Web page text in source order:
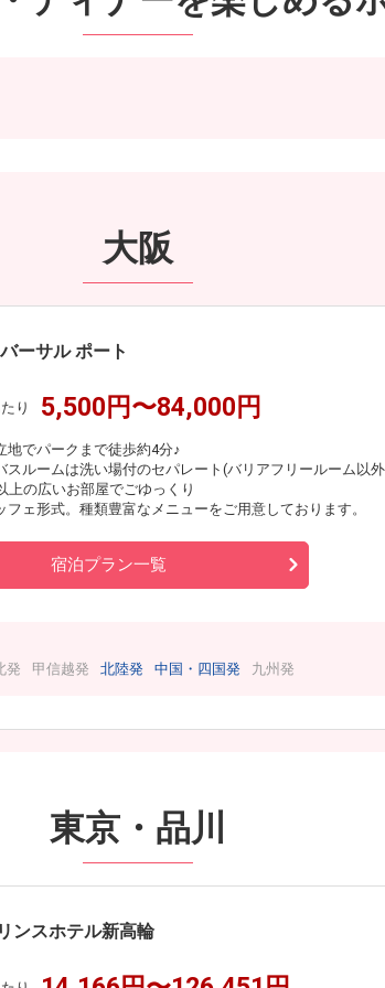
大阪
ーサル ポート
り 5,500円〜84,000円
でパークまで徒歩約4分♪
ルームは洗い場付のセパレート(バリアフリールーム以
の広いお部屋でごゆっくり
ェ形式。種類豊富なメニューをご用意しております。
宿泊プラン一覧
発 甲信越発 北陸発 中国・四国発 九州発
東京・品川
ンスホテル新高輪